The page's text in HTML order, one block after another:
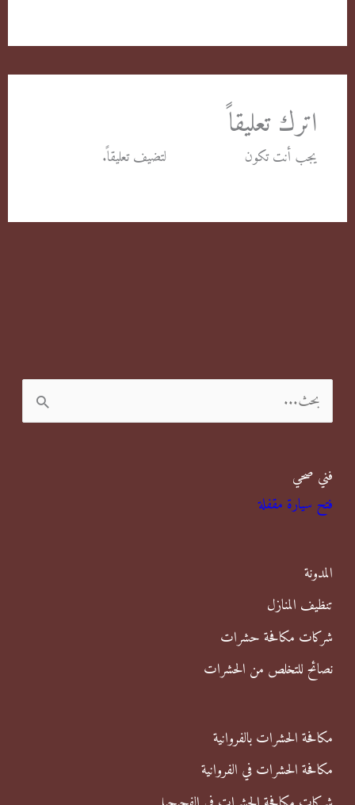
اترك تعليقاً
يجب أنت تكون لتضيف تعليقاً.
ل
ح
ث
ن
فني صحي
فتح سيارة مقفلة
المدونة
تنظيف المنازل
شركات مكافحة حشرات
نصائح للتخلص من الحشرات
مكافحة الحشرات بالفروانية
مكافحة الحشرات في الفروانية